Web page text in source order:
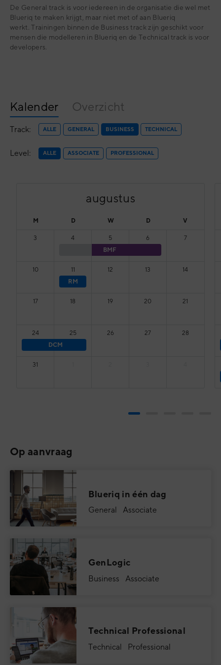
De General track is voor iedereen in de organisatie die wel met
Blueriq te maken krijgt, maar niet met of aan Blueriq
werkt.Trainingen binnen de Business track zijn geschikt voor
mensen die modelleren in Blueriq en de Technical track is voor
developers.
Kalender Overzicht
Track: ALLE GENERAL BUSINESS TECHNICAL
Level: ALLE ASSOCIATE PROFESSIONAL
augustus
M D W D V
3
4
BMF
5 6 7
10
11
RM
12 13 14
17 18 19 20 21
24
DCM
25 26 27 28
31
Op aanvraag
Blueriq in één dag
General Associate
GenLogic
Business Associate
Technical Professional
Technical Professional